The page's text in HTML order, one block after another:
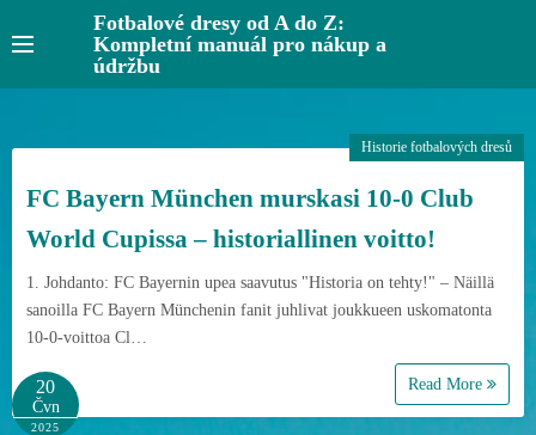
Fotbalové dresy od A do Z:
Kompletní manuál pro nákup a
údržbu
FC Bayern München murskasi 10-0 Club
World Cupissa – historiallinen voitto!
1. Johdanto: FC Bayernin upea saavutus "Historia on tehty!" – Näillä
sanoilla FC Bayern Münchenin fanit juhlivat joukkueen uskomatonta
10-0-voittoa Cl…
Read More
Historie fotbalových dresů
20
Čvn
2025